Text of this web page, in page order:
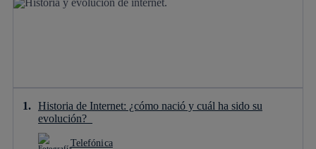
Historia de Internet: ¿cómo nació y cuál ha sido su
evolución?
Telefónica